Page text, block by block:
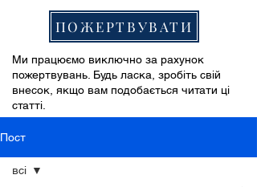
ПОЖЕРТВУВАТИ
Ми працюємо виключно за рахунок
пожертвувань. Будь ласка, зробіть свій
внесок, якщо вам подобається читати ці
статті.
Пост
всі